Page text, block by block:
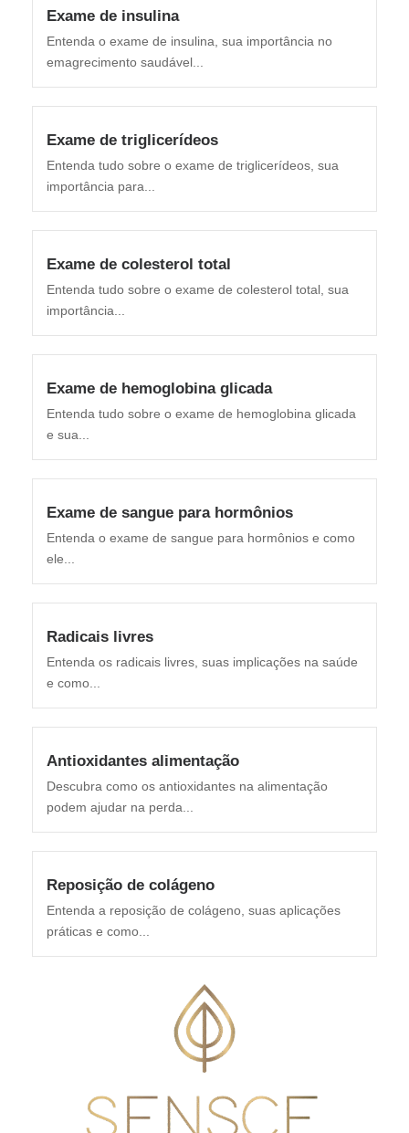
Exame de insulina
Entenda o exame de insulina, sua importância no
emagrecimento saudável...
Exame de triglicerídeos
Entenda tudo sobre o exame de triglicerídeos, sua
importância para...
Exame de colesterol total
Entenda tudo sobre o exame de colesterol total, sua
importância...
Exame de hemoglobina glicada
Entenda tudo sobre o exame de hemoglobina glicada
e sua...
Exame de sangue para hormônios
Entenda o exame de sangue para hormônios e como
ele...
Radicais livres
Entenda os radicais livres, suas implicações na saúde
e como...
Antioxidantes alimentação
Descubra como os antioxidantes na alimentação
podem ajudar na perda...
Reposição de colágeno
Entenda a reposição de colágeno, suas aplicações
práticas e como...